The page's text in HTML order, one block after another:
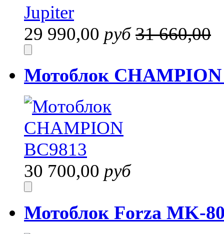
29 990,00 руб 31 660,00
Мотоблок
30 700,00 руб
Мотоблок Forza MK-